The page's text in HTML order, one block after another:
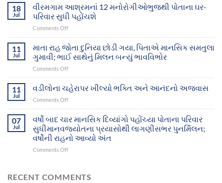
સફળ
પ્રયાસોથી
ગુમ
થયેલા
માનસિક
દિવ્યાંગો
સુધી
18
Jul
વીરમગામ આશ્રમનાં 12 મનોરોગીઓભુજથી પોતાના ઘર-
પરિવાર સુધી પહોંચશે
Comments Offon
આશ્રમનાં
12
મનોરોગીઓભુજથી
પોતાના
પરિવાર
11
Jul
માતા રાહ જોતા દુનિયા છોડી ગયા, પિતાએ માનસિક સમતુલા
ગુમાવી; ભાઈ સાથેનું મિલન બન્યું ભાવવિભોર
Comments Offon
રાહ
જોતા
ગયા,
પિતાએ
માનસિક
મિલન
11
Jul
વડીલોના ચહેરાપર ખીલ્યો ભક્તિ અને આનંદનો અજવાસ
Comments Offon
ચહેરાપર
ખીલ્યો
ભક્તિ
અને
આનંદનો
07
Jul
વર્ષો બાદ ચાર માનસિક દિવ્યાંગો પહોંચ્યા પોતાના પરિવાર
સુધીમાનવજ્યોતના પ્રયાસોથી લાગણીસભર પુનર્મિલન;
વર્ષોની રાહનો આવ્યો અંત
Comments Offon
ચાર
RECENT COMMENTS